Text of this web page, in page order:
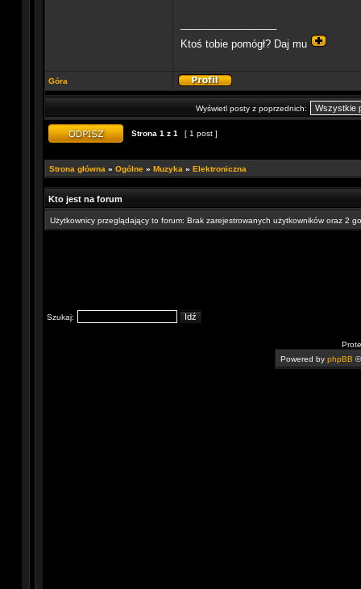
Ktoś tobie pomógł? Daj mu
Góra
Wyświetl posty z poprzednich:
Strona 1 z 1 [ 1 post ]
Strona główna » Ogólne » Muzyka » Elektroniczna
Kto jest na forum
Użytkownicy przeglądający to forum: Brak zarejestrowanych użytkowników oraz 2
Szukaj:
Powered by phpBB